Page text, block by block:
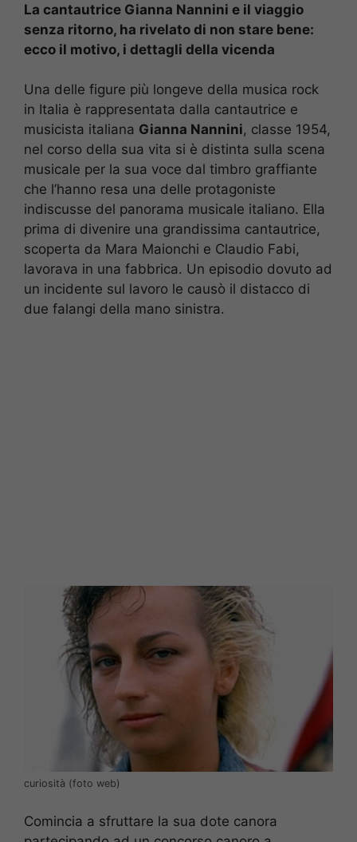
La cantautrice Gianna Nannini e il viaggio
senza ritorno, ha rivelato di non stare bene:
ecco il motivo, i dettagli della vicenda
Una delle figure più longeve della musica rock
in Italia è rappresentata dalla cantautrice e
musicista italiana Gianna Nannini, classe 1954,
nel corso della sua vita si è distinta sulla scena
musicale per la sua voce dal timbro graffiante
che l’hanno resa una delle protagoniste
indiscusse del panorama musicale italiano. Ella
prima di divenire una grandissima cantautrice,
scoperta da Mara Maionchi e Claudio Fabi,
lavorava in una fabbrica. Un episodio dovuto ad
un incidente sul lavoro le causò il distacco di
due falangi della mano sinistra.
curiosità (foto web)
Comincia a sfruttare la sua dote canora